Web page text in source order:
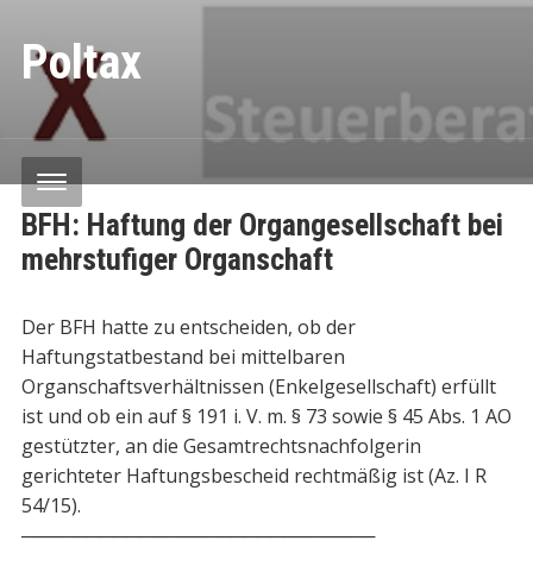
Poltax
BFH: Haftung der Organgesellschaft bei
mehrstufiger Organschaft
Der BFH hatte zu entscheiden, ob der
Haftungstatbestand bei mittelbaren
Organschaftsverhältnissen (Enkelgesellschaft) erfüllt
ist und ob ein auf § 191 i. V. m. § 73 sowie § 45 Abs. 1 AO
gestützter, an die Gesamtrechtsnachfolgerin
gerichteter Haftungsbescheid rechtmäßig ist (Az. I R
54/15).
───────────────────────────